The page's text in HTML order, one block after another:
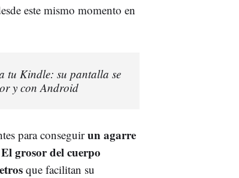
este mismo momento en
tu Kindle: su pantalla se
y con Android
para conseguirun agarre
El grosor del cuerpo
que facilitan su